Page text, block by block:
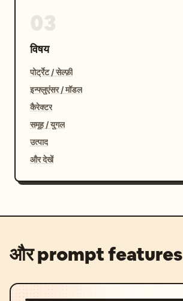
विषय
पोर्ट्रेट / सेल्फ़ी
इन्फ्लुएंसर / मॉडल
कैरेक्टर
समूह / युगल
उत्पाद
और देखें
और prompt features